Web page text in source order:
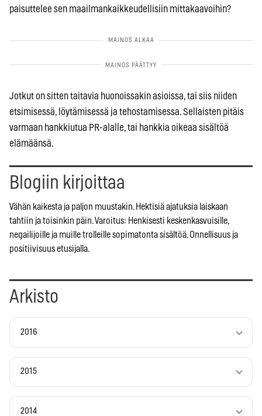
paisuttelee sen maailmankaikkeudellisiin mittakaavoihin?
Jotkut on sitten taitavia huonoissakin asioissa, tai siis niiden
etsimisessä, löytämisessä ja tehostamisessa. Sellaisten pitäis
varmaan hankkiutua PR-alalle, tai hankkia oikeaa sisältöä
elämäänsä.
Blogiin kirjoittaa
Vähän kaikesta ja paljon muustakin. Hektisiä ajatuksia laiskaan
tahtiin ja toisinkin päin. Varoitus: Henkisesti keskenkasvuisille,
negailijoille ja muille trolleille sopimatonta sisältöä. Onnellisuus ja
positiivisuus etusijalla.
Arkisto
2016
2015
2014